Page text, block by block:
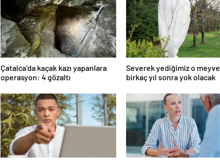
Çatalca’da kaçak kazı yapanlara
operasyon: 4 gözaltı
Severek yediğimiz o meyve
birkaç yıl sonra yok olacak